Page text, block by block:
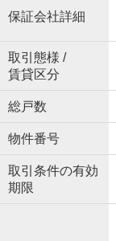
保証会社詳細
取引態様 /
賃貸区分
総戸数
物件番号
取引条件の有効
期限